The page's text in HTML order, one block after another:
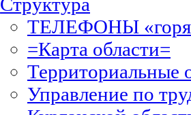
ТЕЛЕФОНЫ
=Карта области=
Территориальные
Управление по